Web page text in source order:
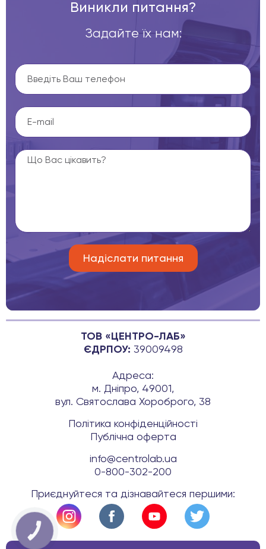
Виникли питання?
Задайте їх нам:
ТОВ «ЦЕНТРО-ЛАБ»
ЄДРПОУ: 39009498
Адреса:
м. Дніпро, 49001,
вул. Святослава Хороброго, 38
Політика конфіденційності
Публічна оферта
info@centrolab.ua
0-800-302-200
Приєднуйтеся та дізнавайтеся першими:
КНОПКА
ЗВ'ЯЗКУ